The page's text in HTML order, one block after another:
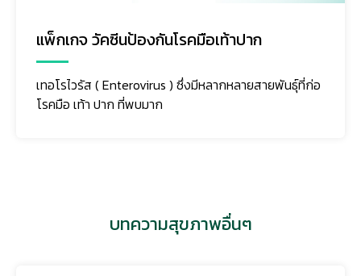
แพ็กเกจ วัคซีนป้องกันโรคมือเท้าปาก
เทอโรไวรัส ( Enterovirus ) ซึ่งมีหลากหลายสายพันธุ์ที่ก่อ
โรคมือ เท้า ปาก ที่พบมาก
บทความสุขภาพอื่นๆ